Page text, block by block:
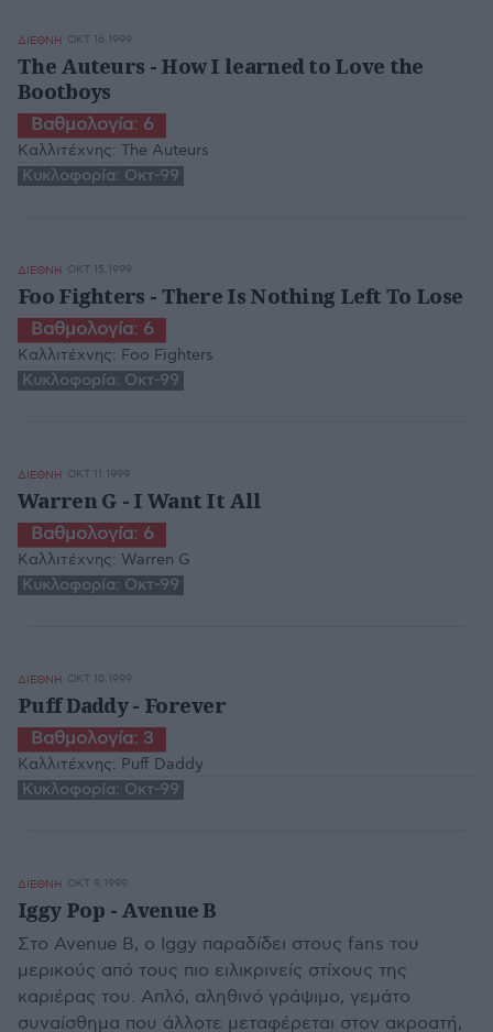
ΔΙΕΘΝΗ ΟΚΤ 16,1999
The Auteurs - How I learned to Love the
Bootboys
Βαθμολογία: 6
Καλλιτέχνης: The Auteurs
Κυκλοφορία: Οκτ-99
ΔΙΕΘΝΗ ΟΚΤ 15,1999
Foo Fighters - There Is Nothing Left To Lose
Βαθμολογία: 6
Καλλιτέχνης: Foo Fighters
Κυκλοφορία: Οκτ-99
ΔΙΕΘΝΗ ΟΚΤ 11,1999
Warren G - I Want It All
Βαθμολογία: 6
Καλλιτέχνης: Warren G
Κυκλοφορία: Οκτ-99
ΔΙΕΘΝΗ ΟΚΤ 10,1999
Puff Daddy - Forever
Βαθμολογία: 3
Καλλιτέχνης: Puff Daddy
Κυκλοφορία: Οκτ-99
ΔΙΕΘΝΗ ΟΚΤ 9,1999
Iggy Pop - Avenue B
Στο Avenue B, ο Iggy παραδίδει στους fans του
μερικούς από τους πιο ειλικρινείς στίχους της
καριέρας του. Απλό, αληθινό γράψιμο, γεμάτο
συναίσθημα που άλλοτε μεταφέρεται στον ακροατή,